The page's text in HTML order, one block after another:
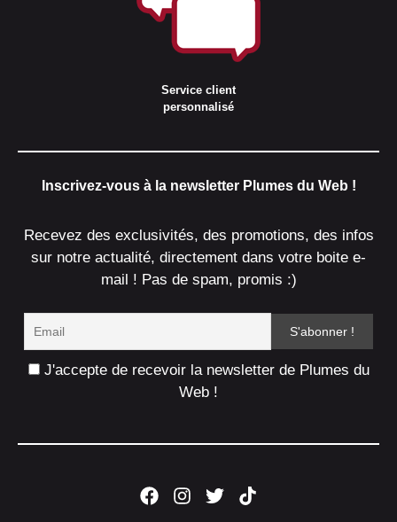
Service client
personnalisé
Inscrivez-vous à la newsletter Plumes du Web !
Recevez des exclusivités, des promotions, des infos
sur notre actualité, directement dans votre boite e-
mail ! Pas de spam, promis :)
J'accepte de recevoir la newsletter de Plumes du
Web !